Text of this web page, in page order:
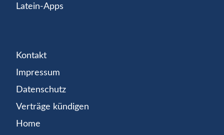
Latein-Apps
Kontakt
Impressum
Datenschutz
Verträge kündigen
Home